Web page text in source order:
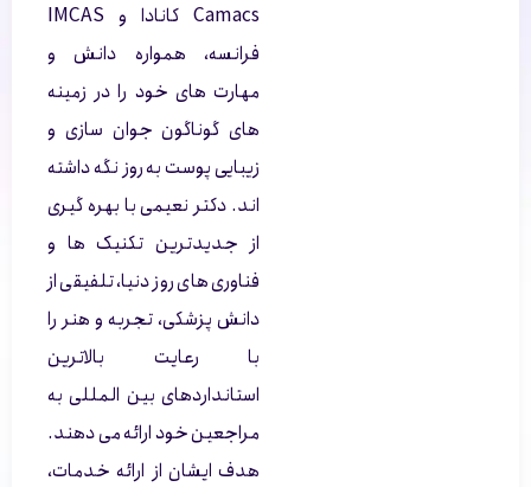
Camacs کانادا و IMCAS
فرانسه، همواره دانش و
مهارت های خود را در زمینه
های گوناگون جوان سازی و
زیبایی پوست به روز نگه داشته
اند. دکتر نعیمی با بهره گیری
از جدیدترین تکنیک ها و
فناوری های روز دنیا، تلفیقی از
دانش پزشکی، تجربه و هنر را
با رعایت بالاترین
استانداردهای بین المللی به
مراجعین خود ارائه می دهند.
هدف ایشان از ارائه خدمات،